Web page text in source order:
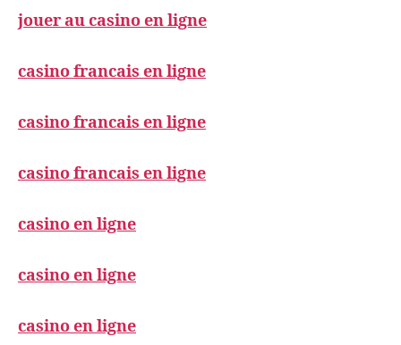
jouer au casino en ligne
casino francais en ligne
casino francais en ligne
casino francais en ligne
casino en ligne
casino en ligne
casino en ligne